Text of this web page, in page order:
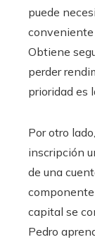
puede
conveniente
Obtiene
perder
prioridad es
Por otro
inscripción
de una
capital se
Pedro